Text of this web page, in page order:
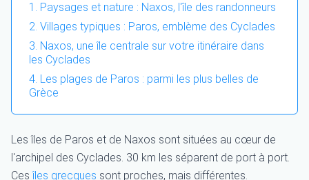
Paysages et nature : Naxos, l'île des randonneurs
Villages typiques : Paros, emblème des Cyclades
Naxos, une île centrale sur votre itinéraire dans
les Cyclades
Les plages de Paros : parmi les plus belles de
Grèce
Les îles de Paros et de Naxos sont situées au cœur de
l'archipel des Cyclades. 30 km les séparent de port à port.
Cesîles grecques sont proches, mais différentes.